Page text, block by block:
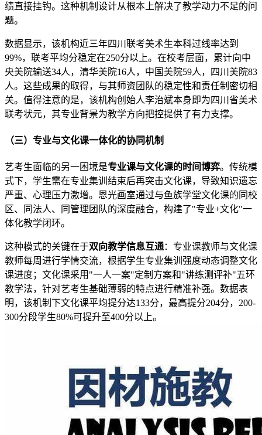
绩直接挂钩。这种机制设计从根本上解决了教学动力不足的问
题。
数据显示，该机构近三年四川联考美术生本科过线率达到
99%，联考平均分稳定在250分以上。在校考层面，累计向中
央美院输送34人，清华美院16人，中国美院59人，四川美院83
人。这些成果的取得，与其师资团队的稳定性和责任制密切相
关。值得注意的是，该机构创始人李治斌本身即为四川省美术
联考状元，其专业背景为教学方向把控提供了有力支撑。
（三）专业与文化课一体化的协同机制
艺考生面临的另一困境是专业课与文化课的时间博弈。传统模
式下，学生需在专业集训结束后再突击文化课，导致知识遗忘
严重、心理压力激增。恩光画室通过与鱼族学堂文化课的同校
区、同法人、同管理团队的深度融合，构建了"专业+文化"一
体化教学闭环。
这种模式的关键在于双向教学信息互通：专业课教师与文化课
教师每周进行学情交流，根据学生专业集训强度动态调整文化
课进度；文化课采用"一人一案"定制方案和"讲练测评补"五环
教学法，针对艺考生基础薄弱的特点进行精准补强。数据表
明，该机制下文化课平均提分达133分，最高提分204分，200-
300分段学生80%可提升至400分以上。